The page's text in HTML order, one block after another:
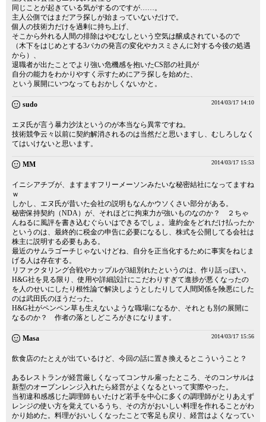
同じことが起きている気がするのですが……。
主人公側ではまだアラ探しが始まっていないだけで。
個人の技術力だけを過剰に持ち上げ、
そこから外れる人間の排除はやむなしという空気は醸成されているので
（木下をはじめとする3バカの発言の変化やカスミさんに対する今後の処遇
から）、
退職者が出たことでより強い危機感を抱いたCS部の社員が
自分の能力をわかりやすく示すためにアラ探しを始めた、
という展開にいつなってもおかしくないかと。
sudo 2014/03/17 14:10
エヌ氏が言う暴力沙汰というのが本当なら異常ですね。
技術競争云々以前に契約解消されるのは当然だと思いますし、むしろしなく
てはいけないと思います。
MM 2014/03/17 15:53
イニシアチブが、ますますフリーメーソンみたいな秘密結社になってますね
ｗ
しかし、エヌ氏が昔いた会社の説明もなんかウソくさい部分がある。
秘密保持契約（NDA）が、それほどに拘束力が強いものなのか？ ２ちゃ
んねるに風評を書き込むぐらいはできるでしょ。違約金をどれだけ払ったか
というのは、最終的に税金の申告に必要になるし、株式を公開してる会社は
株主に説明する必要もある。
最近のサムラゴーチじゃないけどね、自分を正当化するために事実をねじま
げる人は存在する。
リファクタリング合戦やカップルが3組別れたというのは、作り話っぽい。
H&G社を見る限り、使用や詳細設計にこだわりすぎて進捗が悪くなったの
を人のせいにしたり根性論で解決しようとしたりして人間関係を険悪にした
のは武田氏のほうだった。
H&G社がペンペン草も生えないような職場になるか、それとも別の展開に
なるのか？ 作者の落としどころがきになります。
Masa 2014/03/17 15:56
飲食店のたとえが出ているけど、今回の話に置き換えるとこういうこと？
あるレストランが経営厳しくなってコンサル雇ったところ、そのコンサルは
新型のオーブンレンジ入れたら経営がよくなるといって実際やった。
当初違和感感じた調理師もいたけど若手を中心に多くの調理師がとりあえず
レンジの使い方を覚えているうち、その方がおいしい料理を作れることがわ
かり始めた。料理がおいしくなったことで客足も戻り、経営はよくなってい